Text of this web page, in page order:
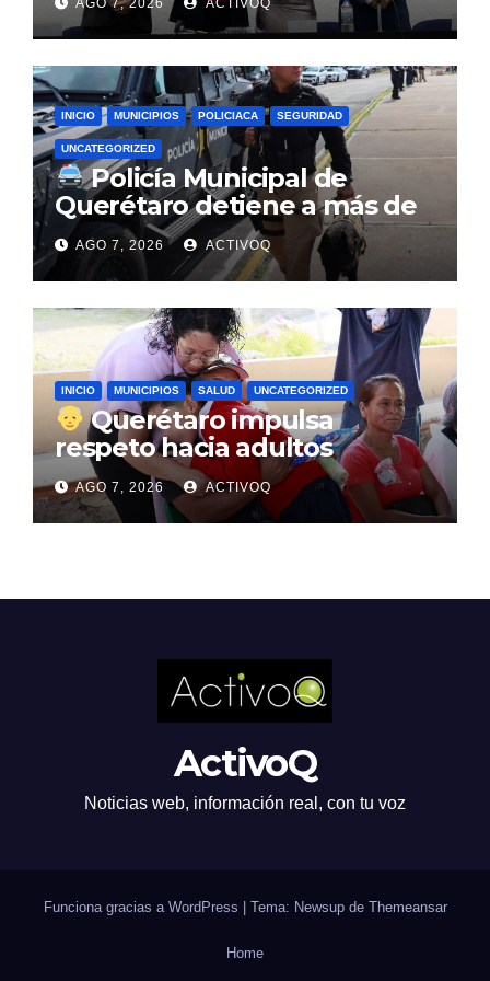
Vega Cabrera
AGO 7, 2026 ACTIVOQ
INICIO MUNICIPIOS POLICIACA SEGURIDAD
UNCATEGORIZED
Policía Municipal de
Querétaro detiene a más de
mil 900 personas en julio
AGO 7, 2026 ACTIVOQ
INICIO MUNICIPIOS SALUD UNCATEGORIZED
Querétaro impulsa
respeto hacia adultos
mayores en escuelas con
pláticas «Botsu Muntsi»
AGO 7, 2026 ACTIVOQ
ActivoQ
Noticias web, información real, con tu voz
Funciona gracias a WordPress Tema: Newsup de Themeansar
Home